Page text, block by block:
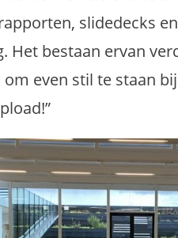
slidedecks
Het bestaan ervan
even stil te staan